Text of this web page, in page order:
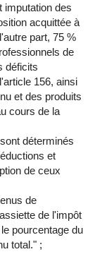
imputation des
acquittée à
part, 75 %
de
déficits
156, ainsi
et des produits
cours de la
déterminés
et
de ceux
de
de l'impôt
pourcentage du
total." ;